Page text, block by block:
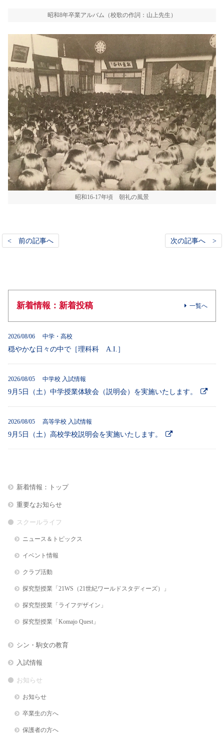
昭和8年卒業アルバム（校歌の作詞：山上先生）
昭和16-17年頃 朝礼の風景
< 前の記事へ 次の記事へ >
新着情報：新着投稿 一覧へ
2026/08/06 中学・高校
穏やかな日々の中で［理科科 A.I.］
2026/08/05 中学校 入試情報
9月5日（土）中学授業体験会（説明会）を実施いたします。
2026/08/05 高等学校 入試情報
9月5日（土）高校学校説明会を実施いたします。
新着情報：トップ
重要なお知らせ
スクールライフ
ニュース＆トピックス
イベント情報
クラブ活動
探究型授業「21WS（21世紀ワールドスタディーズ）」
探究型授業「ライフデザイン」
探究型授業「Komajo Quest」
シン・駒女の教育
入試情報
お知らせ
お知らせ
卒業生の方へ
保護者の方へ